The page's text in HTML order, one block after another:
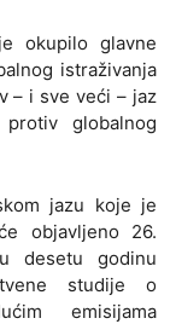
okupilo glavne
istraživanja
– i sve veći – jaz
globalnog
jazu koje je
objavljeno 26.
desetu godinu
studije o
emisijama